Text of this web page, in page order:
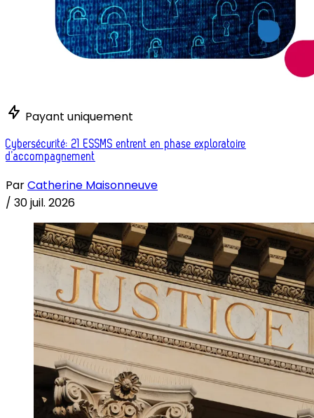
Payant uniquement
Cybersécurité: 21 ESSMS entrent en phase exploratoire
d’accompagnement
ParCatherine Maisonneuve
/ 30 juil. 2026